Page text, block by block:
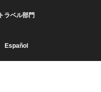
トラベル部門
Español